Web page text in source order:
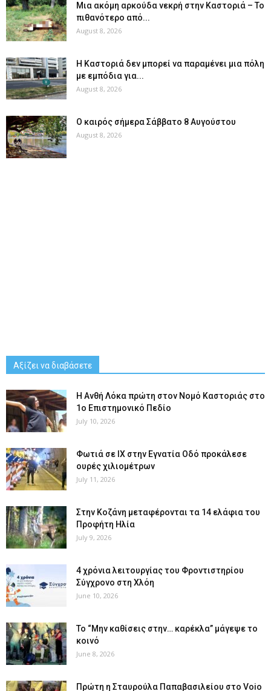
Μια ακόμη αρκούδα νεκρή στην Καστοριά – Το
πιθανότερο από...
August 8, 2026
Η Καστοριά δεν μπορεί να παραμένει μια πόλη
με εμπόδια για...
August 8, 2026
Ο καιρός σήμερα Σάββατο 8 Αυγούστου
August 8, 2026
Αξίζει να διαβάσετε
Η Ανθή Λόκα πρώτη στον Νομό Καστοριάς στο
1ο Επιστημονικό Πεδίο
July 10, 2026
Φωτιά σε ΙΧ στην Εγνατία Οδό προκάλεσε
ουρές χιλιομέτρων
July 11, 2026
Στην Κοζάνη μεταφέρονται τα 14 ελάφια του
Προφήτη Ηλία
July 9, 2026
4 χρόνια λειτουργίας του Φροντιστηρίου
Σύγχρονο στη Χλόη
June 10, 2026
Το “Μην καθίσεις στην… καρέκλα” μάγεψε το
κοινό
June 8, 2026
Πρώτη η Σταυρούλα Παπαβασιλείου στο Voio